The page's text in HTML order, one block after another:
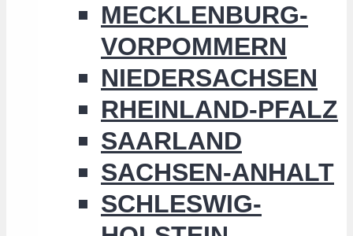
MECKLENBURG-
VORPOMMERN
NIEDERSACHSEN
RHEINLAND-PFALZ
SAARLAND
SACHSEN-ANHALT
SCHLESWIG-